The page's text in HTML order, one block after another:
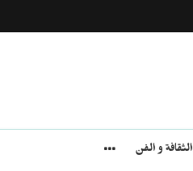
الثقافة و الفن